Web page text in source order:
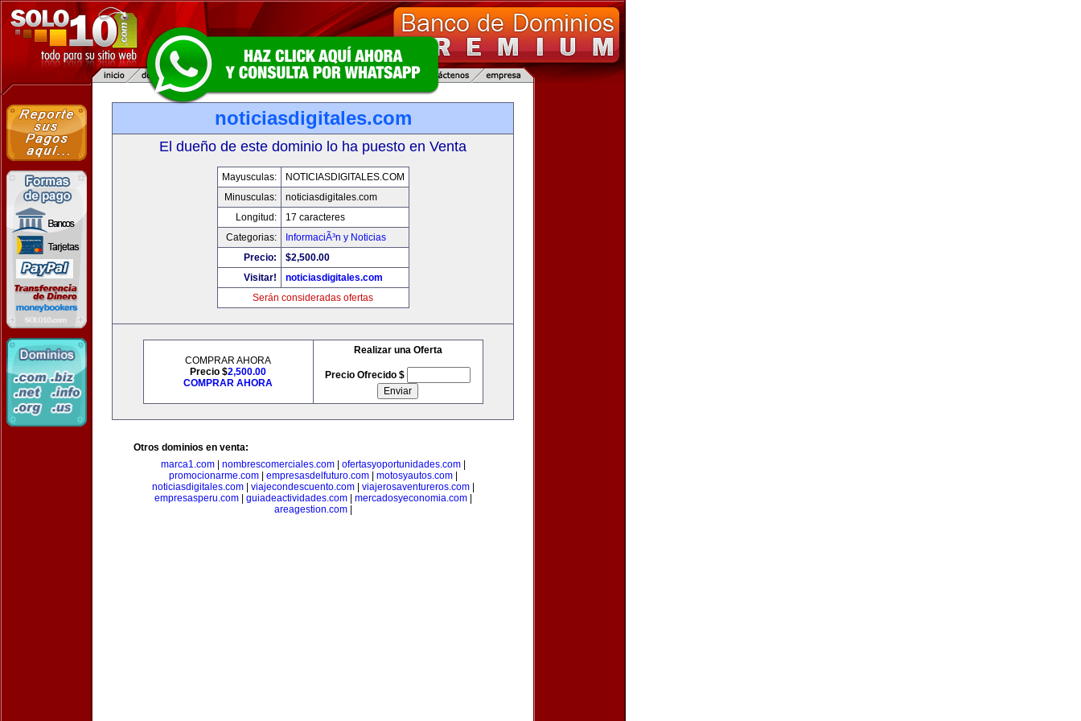
noticiasdigitales.com
El dueño de este dominio lo ha puesto en Venta
Mayusculas:
NOTICIASDIGITALES.COM
Minusculas:
noticiasdigitales.com
Longitud:
17 caracteres
Categorias:
InformaciÃ³n y Noticias
Precio:
$2,500.00
Visitar!
noticiasdigitales.com
Serán consideradas ofertas
COMPRAR AHORA
Precio $2,500.00
COMPRAR AHORA
Realizar una Oferta
Precio Ofrecido $
Otros dominios en venta:
marca1.com| nombrescomerciales.com| ofertasyoportunidades.com|
promocionarme.com| empresasdelfuturo.com| motosyautos.com|
noticiasdigitales.com| viajecondescuento.com| viajerosaventureros.com|
empresasperu.com| guiadeactividades.com| mercadosyeconomia.com|
areagestion.com|